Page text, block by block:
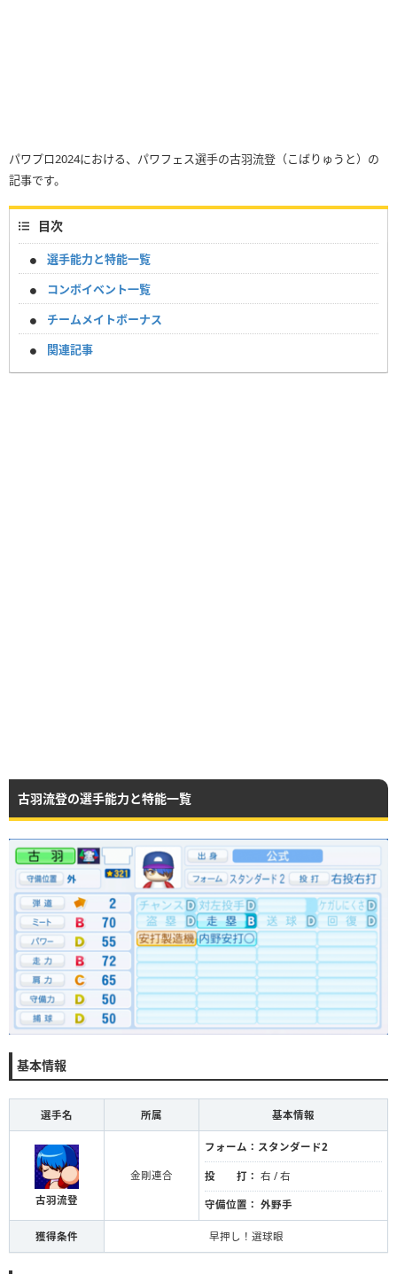
パワプロ2024における、パワフェス選手の古羽流登（こばりゅうと）の
記事です。
目次
選手能力と特能一覧
コンボイベント一覧
チームメイトボーナス
関連記事
古羽流登の選手能力と特能一覧
基本情報
選手名 所属 基本情報
古羽流登
金剛連合
フォーム： スタンダード2
投 打： 右 / 右
守備位置： 外野手
獲得条件 早押し！選球眼